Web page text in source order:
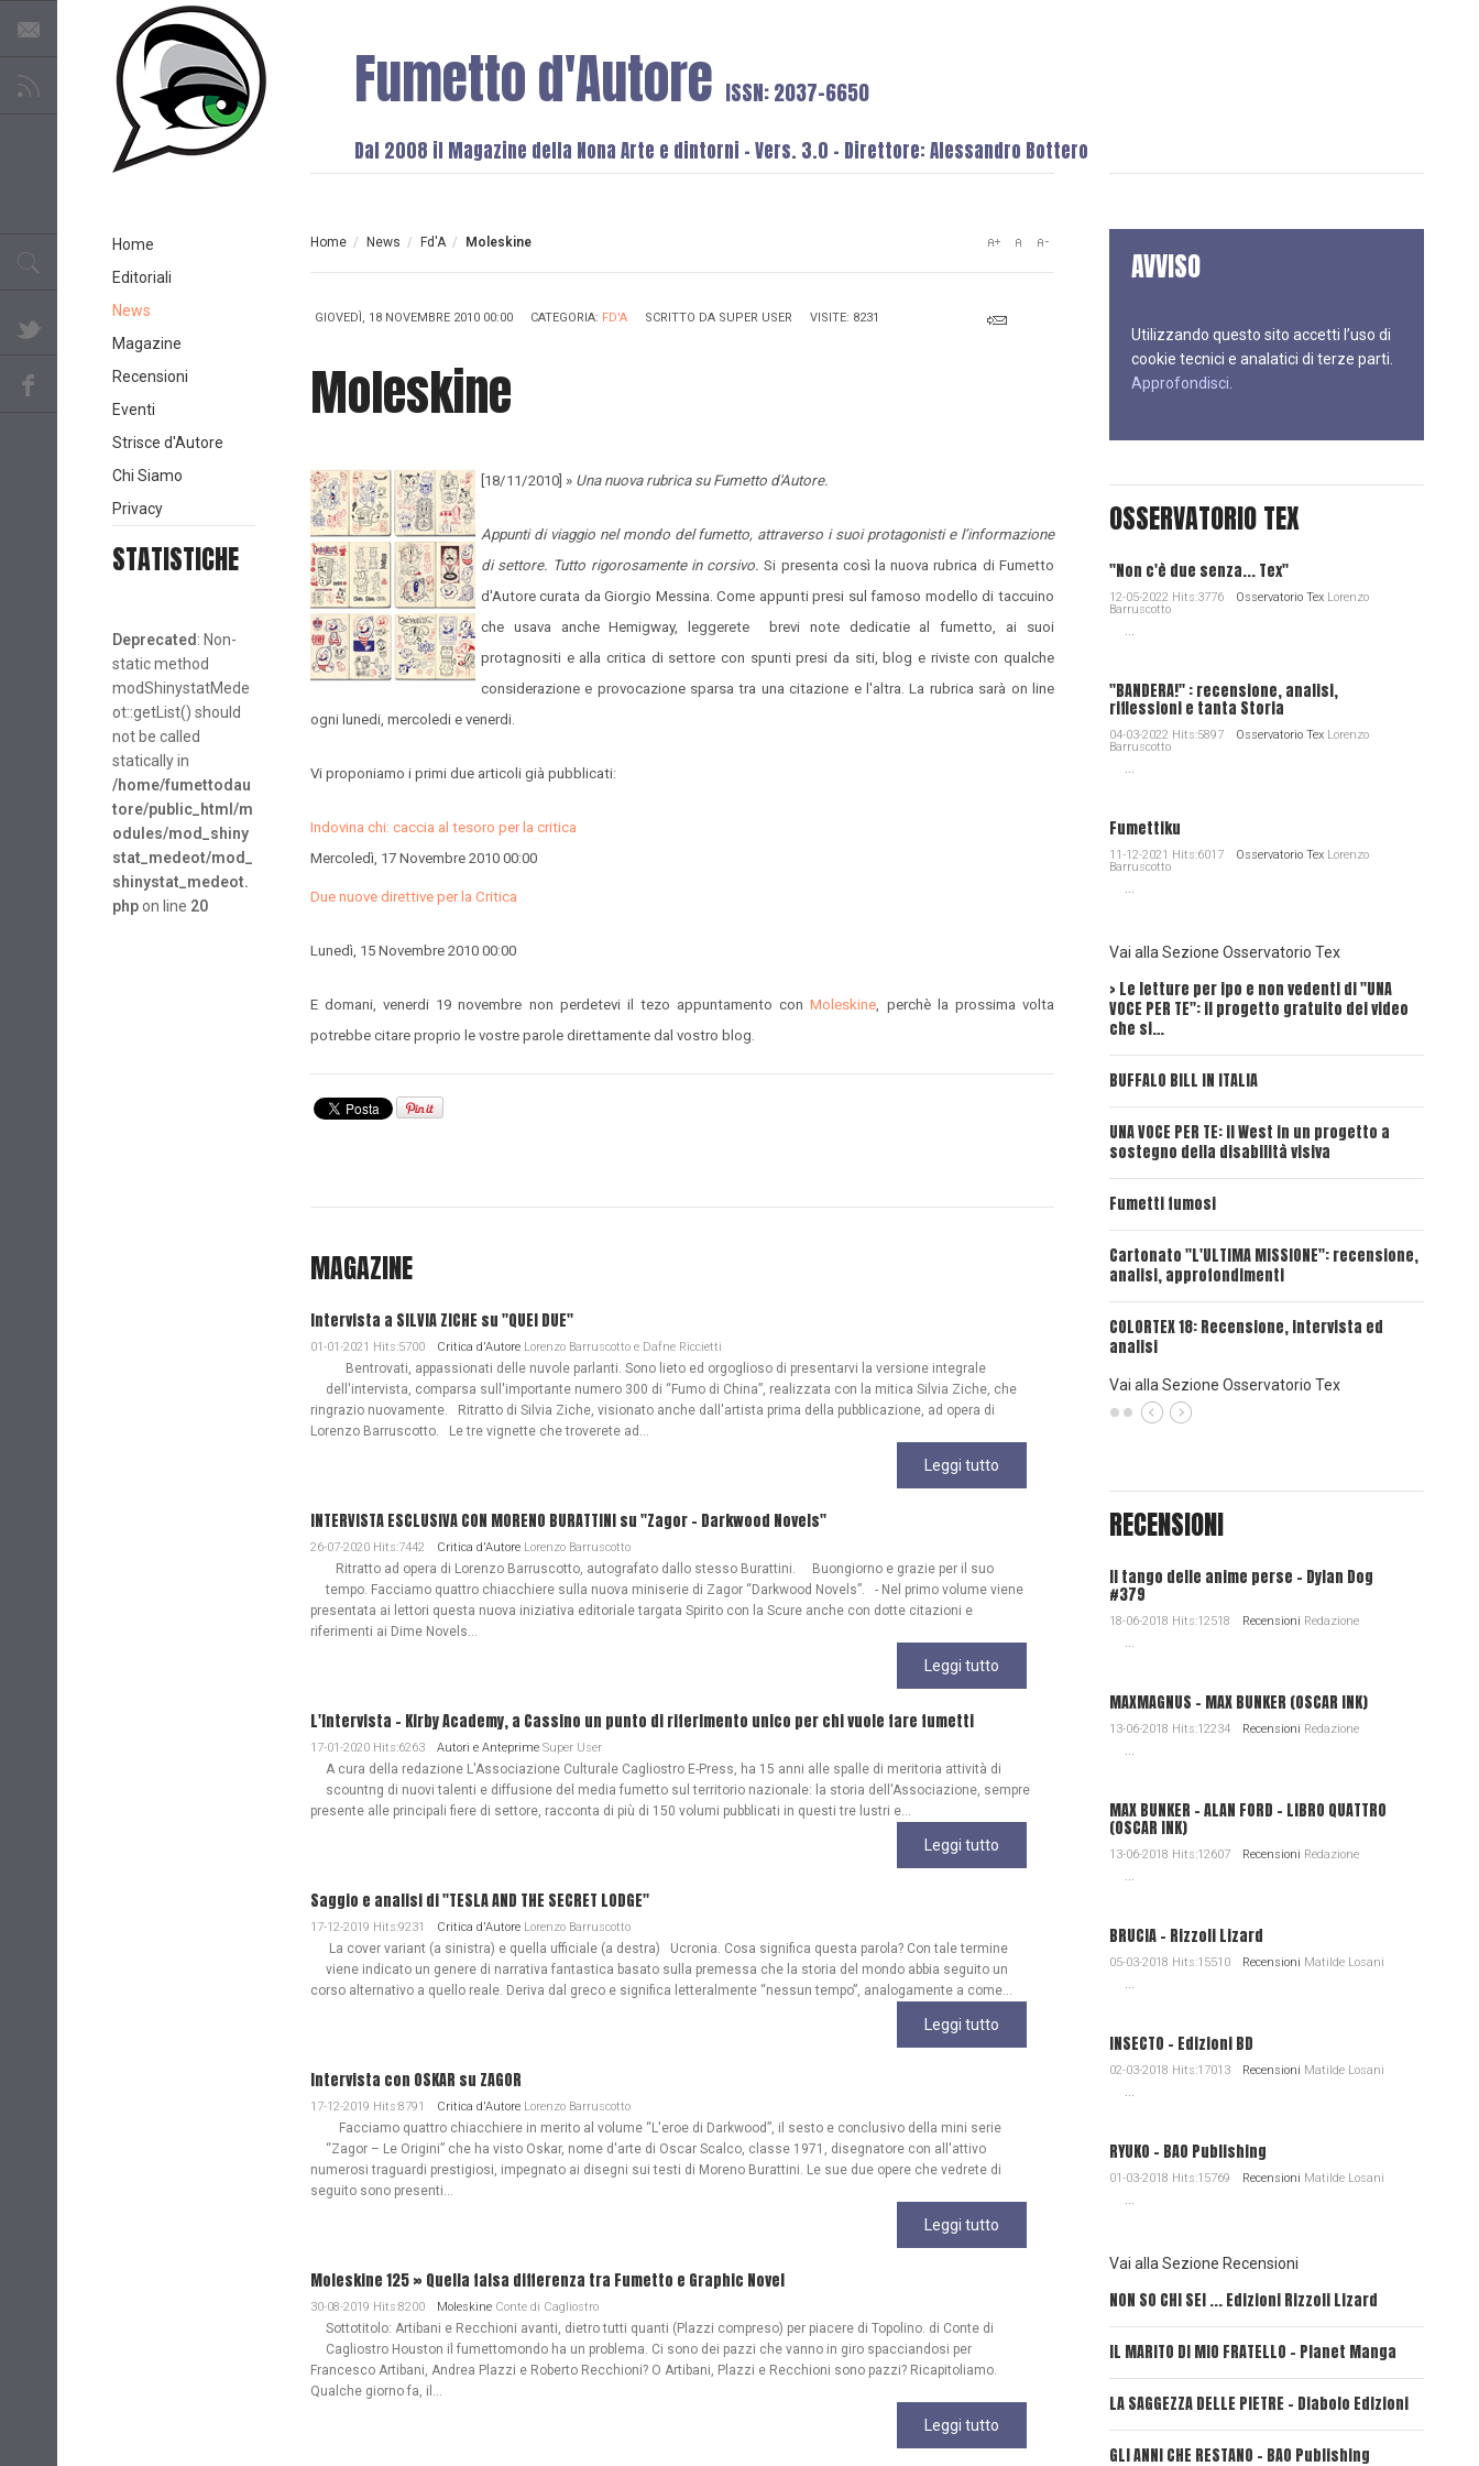
Fumetto d'Autore ISSN: 2037-6650
Dal 2008 il Magazine della Nona Arte e dintorni - Vers. 3.0 - Direttore: Alessandro Bottero
Home / News / Fd'A / Moleskine
GIOVEDÌ, 18 NOVEMBRE 2010 00:00 CATEGORIA: FD'A SCRITTO DA SUPER USER VISITE: 8231
Moleskine
[18/11/2010] » Una nuova rubrica su Fumetto d'Autore.
Appunti di viaggio nel mondo del fumetto, attraverso i suoi protagonisti e l’informazione
di settore. Tutto rigorosamente in corsivo. Si presenta così la nuova rubrica di Fumetto
d'Autore curata da Giorgio Messina. Come appunti presi sul famoso modello di taccuino
che usava anche Hemigway, leggerete brevi note dedicatie al fumetto, ai suoi
protagnositi e alla critica di settore con spunti presi da siti, blog e riviste con qualche
considerazione e provocazione sparsa tra una citazione e l'altra. La rubrica sarà on line
ogni lunedi, mercoledi e venerdi.
Vi proponiamo i primi due articoli già pubblicati:
Indovina chi: caccia al tesoro per la critica
Mercoledì, 17 Novembre 2010 00:00
Due nuove direttive per la Critica
Lunedì, 15 Novembre 2010 00:00
E domani, venerdi 19 novembre non perdetevi il tezo appuntamento conMoleskine, perchè la prossima volta
potrebbe citare proprio le vostre parole direttamente dal vostro blog.
MAGAZINE
Intervista a SILVIA ZICHE su "QUEI DUE"
01-01-2021 Hits:5700 Critica d'AutoreLorenzo Barruscotto e Dafne Riccietti
Bentrovati, appassionati delle nuvole parlanti. Sono lieto ed orgoglioso di presentarvi la versione integrale
dell'intervista, comparsa sull'importante numero 300 di “Fumo di China”, realizzata con la mitica Silvia Ziche, che
ringrazio nuovamente. Ritratto di Silvia Ziche, visionato anche dall'artista prima della pubblicazione, ad opera di
Lorenzo Barruscotto. Le tre vignette che troverete ad...
Leggi tutto
INTERVISTA ESCLUSIVA CON MORENO BURATTINI su "Zagor - Darkwood Novels"
26-07-2020 Hits:7442 Critica d'AutoreLorenzo Barruscotto
Ritratto ad opera di Lorenzo Barruscotto, autografato dallo stesso Burattini. Buongiorno e grazie per il suo
tempo. Facciamo quattro chiacchiere sulla nuova miniserie di Zagor “Darkwood Novels”. - Nel primo volume viene
presentata ai lettori questa nuova iniziativa editoriale targata Spirito con la Scure anche con dotte citazioni e
riferimenti ai Dime Novels...
Leggi tutto
L'Intervista - Kirby Academy, a Cassino un punto di riferimento unico per chi vuole fare fumetti
17-01-2020 Hits:6263 Autori e AnteprimeSuper User
A cura della redazione L'Associazione Culturale Cagliostro E-Press, ha 15 anni alle spalle di meritoria attività di
scountng di nuovi talenti e diffusione del media fumetto sul territorio nazionale: la storia dell'Associazione, sempre
presente alle principali fiere di settore, racconta di più di 150 volumi pubblicati in questi tre lustri e...
Leggi tutto
Saggio e analisi di "TESLA AND THE SECRET LODGE"
17-12-2019 Hits:9231 Critica d'AutoreLorenzo Barruscotto
La cover variant (a sinistra) e quella ufficiale (a destra) Ucronia. Cosa significa questa parola? Con tale termine
viene indicato un genere di narrativa fantastica basato sulla premessa che la storia del mondo abbia seguito un
corso alternativo a quello reale. Deriva dal greco e significa letteralmente “nessun tempo”, analogamente a come...
Leggi tutto
Intervista con OSKAR su ZAGOR
17-12-2019 Hits:8791 Critica d'AutoreLorenzo Barruscotto
Facciamo quattro chiacchiere in merito al volume “L'eroe di Darkwood”, il sesto e conclusivo della mini serie
“Zagor – Le Origini” che ha visto Oskar, nome d'arte di Oscar Scalco, classe 1971, disegnatore con all'attivo
numerosi traguardi prestigiosi, impegnato ai disegni sui testi di Moreno Burattini. Le sue due opere che vedrete di
seguito sono presenti...
Leggi tutto
Moleskine 125 » Quella falsa differenza tra Fumetto e Graphic Novel
30-08-2019 Hits:8200 MoleskineConte di Cagliostro
Sottotitolo: Artibani e Recchioni avanti, dietro tutti quanti (Plazzi compreso) per piacere di Topolino. di Conte di
Cagliostro Houston il fumettomondo ha un problema. Ci sono dei pazzi che vanno in giro spacciandosi per
Francesco Artibani, Andrea Plazzi e Roberto Recchioni? O Artibani, Plazzi e Recchioni sono pazzi? Ricapitoliamo.
Qualche giorno fa, il...
Leggi tutto
AVVISO
Utilizzando questo sito accetti l’uso di
cookie tecnici e analatici di terze parti.
Approfondisci
OSSERVATORIO TEX
"Non c'è due senza... Tex"
12-05-2022 Hits:3776 Osservatorio TexLorenzo
Barruscotto
...
"BANDERA!" : recensione, analisi,
riflessioni e tanta Storia
04-03-2022 Hits:5897 Osservatorio TexLorenzo
Barruscotto
...
Fumettiku
11-12-2021 Hits:6017 Osservatorio TexLorenzo
Barruscotto
...
Vai alla Sezione Osservatorio Tex
> Le letture per ipo e non vedenti di "UNA
VOCE PER TE": il progetto gratuito dei video
che si…
BUFFALO BILL IN ITALIA
UNA VOCE PER TE: il West in un progetto a
sostegno della disabilità visiva
Fumetti fumosi
Cartonato "L'ULTIMA MISSIONE": recensione,
analisi, approfondimenti
COLORTEX 18: Recensione, intervista ed
analisi
UNA
UNA
UNA
UNA
Vai alla Sezione Osservatorio Tex
RECENSIONI
Il tango delle anime perse - Dylan Dog
#379
18-06-2018 Hits:12518 Recensioni Redazione
...
MAXMAGNUS – MAX BUNKER (OSCAR INK)
13-06-2018 Hits:12234 Recensioni Redazione
...
MAX BUNKER – ALAN FORD – LIBRO QUATTRO
(OSCAR INK)
13-06-2018 Hits:12607 Recensioni Redazione
...
BRUCIA - Rizzoli Lizard
05-03-2018 Hits:15510 Recensioni Matilde Losani
...
INSECTO - Edizioni BD
02-03-2018 Hits:17013 Recensioni Matilde Losani
...
RYUKO - BAO Publishing
01-03-2018 Hits:15769 Recensioni Matilde Losani
...
Vai alla Sezione Recensioni
NON SO CHI SEI ... Edizioni Rizzoli Lizard
IL MARITO DI MIO FRATELLO - Planet Manga
LA SAGGEZZA DELLE PIETRE - Diabolo Edizioni
GLI ANNI CHE RESTANO - BAO Publishing
Home
Editoriali
News
Magazine
Recensioni
Eventi
Strisce d'Autore
Chi Siamo
Privacy
STATISTICHE
Deprecated : Non-
static method
modShinystatMede
ot::getList() should
not be called
statically in
/home/fumettodau
tore/public_html/m
odules/mod_shiny
stat_medeot/mod_
shinystat_medeot.
phpon line 20